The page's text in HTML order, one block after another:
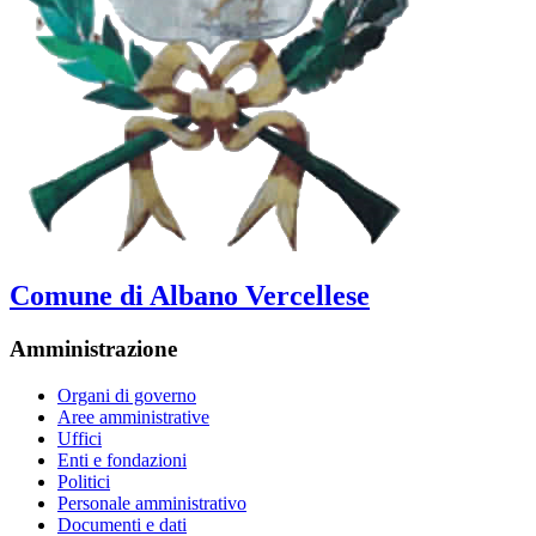
Comune di Albano Vercellese
Amministrazione
Organi di governo
Aree amministrative
Uffici
Enti e fondazioni
Politici
Personale amministrativo
Documenti e dati